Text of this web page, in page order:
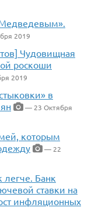
2019
Чудовищная
роскоши
2019
в
— 23 Октября
которым
— 22
Банк
ставки на
инфляционных